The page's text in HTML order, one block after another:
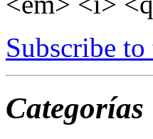
Subscribe
Categorías